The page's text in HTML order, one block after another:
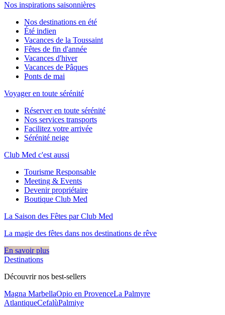
Nos inspirations saisonnières
Nos destinations en été
Été indien
Vacances de la Toussaint
Fêtes de fin d'année
Vacances d'hiver
Vacances de Pâques
Ponts de mai
Voyager en toute sérénité
Réserver en toute sérénité
Nos services transports
Facilitez votre arrivée
Sérénité neige
Club Med c'est aussi
Tourisme Responsable
Meeting & Events
Devenir propriétaire
Boutique Club Med
La Saison des Fêtes par Club Med
La magie des fêtes dans nos destinations de rêve​
En savoir plus
Destinations
Découvrir nos best-sellers
Magna MarbellaOpio en ProvenceLa Palmyre
AtlantiqueCefalùPalmiye